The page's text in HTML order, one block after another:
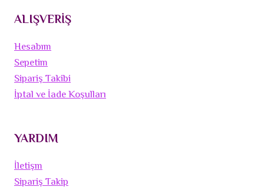
ALIŞVERİŞ
Hesabım
Sepetim
Sipariş Takibi
İptal ve İade Koşulları
YARDIM
İletişm
Sipariş Takip